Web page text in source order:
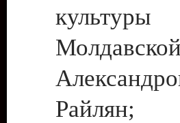
Райлян;